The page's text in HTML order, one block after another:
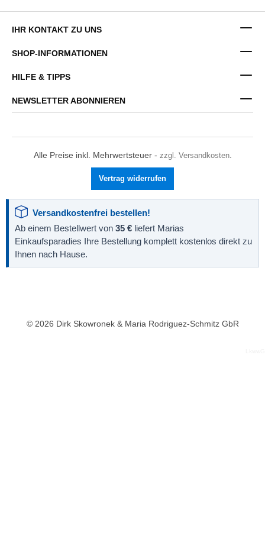
IHR KONTAKT ZU UNS
SHOP-INFORMATIONEN
HILFE & TIPPS
NEWSLETTER ABONNIEREN
Alle Preise inkl. Mehrwertsteuer - zzgl. Versandkosten.
Vertrag widerrufen
Versandkostenfrei bestellen!
Ab einem Bestellwert von 35 € liefert Marias
Einkaufsparadies Ihre Bestellung komplett kostenlos direkt zu
Ihnen nach Hause.
© 2026 Dirk Skowronek & Maria Rodriguez-Schmitz GbR